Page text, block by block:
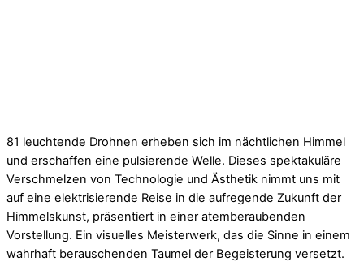
81 leuchtende Drohnen erheben sich im nächtlichen Himmel
und erschaffen eine pulsierende Welle. Dieses spektakuläre
Verschmelzen von Technologie und Ästhetik nimmt uns mit
auf eine elektrisierende Reise in die aufregende Zukunft der
Himmelskunst, präsentiert in einer atemberaubenden
Vorstellung. Ein visuelles Meisterwerk, das die Sinne in einem
wahrhaft berauschenden Taumel der Begeisterung versetzt.